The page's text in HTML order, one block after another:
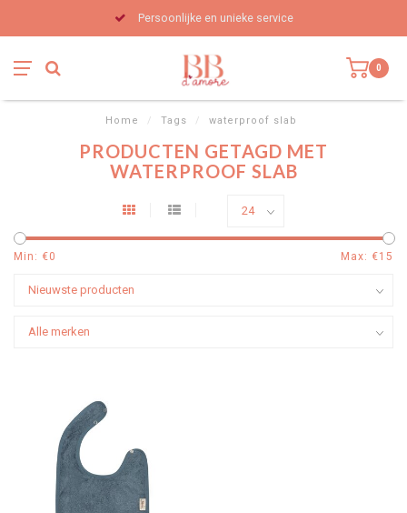
Persoonlijke en unieke service
0
Home / Tags / waterproof slab
PRODUCTEN GETAGD MET
WATERPROOF SLAB
Min: €0 Max: €15